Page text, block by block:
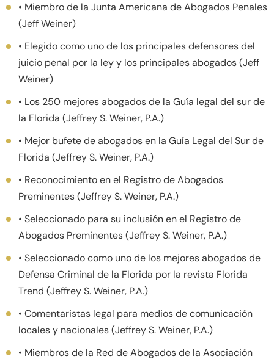
• Miembro de la Junta Americana de Abogados Penales
(Jeff Weiner)
• Elegido como uno de los principales defensores del
juicio penal por la ley y los principales abogados (Jeff
Weiner)
• Los 250 mejores abogados de la Guía legal del sur de
la Florida (Jeffrey S. Weiner, P.A.)
• Mejor bufete de abogados en la Guía Legal del Sur de
Florida (Jeffrey S. Weiner, P.A.)
• Reconocimiento en el Registro de Abogados
Preminentes (Jeffrey S. Weiner, P.A.)
• Seleccionado para su inclusión en el Registro de
Abogados Preminentes (Jeffrey S. Weiner, P.A.)
• Seleccionado como uno de los mejores abogados de
Defensa Criminal de la Florida por la revista Florida
Trend (Jeffrey S. Weiner, P.A.)
• Comentaristas legal para medios de comunicación
locales y nacionales (Jeffrey S. Weiner, P.A.)
• Miembros de la Red de Abogados de la Asociación